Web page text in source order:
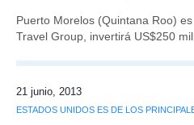
Puerto Morelos (Quintana Roo)
Travel Group, invertirá US$250
21 junio, 2013
ESTADOS UNIDOS ES DE LOS